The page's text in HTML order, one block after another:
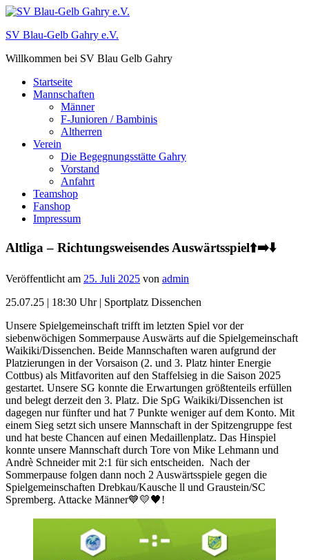
Zum
springen
SV Blau-Gelb Gahry e.V.
Willkommen bei SV Blau Gelb Gahry
Startseite
Mannschaften
Männer
F-Junioren / Bambinis
Altherren
Verein
Die Begegnungsstätte Gahry
Vorstand
Anfahrt
Teamshop
Fanshop
Impressum
Altliga – Richtungsweisendes Auswärtsspiel⬆️➡️⬇️
Veröffentlicht am 25. Juli 2025 von admin
25.07.25 | 18:30 Uhr | Sportplatz Dissenchen
Unsere Spielgemeinschaft trifft im letzten Spiel vor der
siebenwöchigen Sommerpause Auswärts auf die Spielgemeinschaft
Waikiki/Dissenchen. Beide Mannschaften waren aufgrund der
Platzierungen in der Vorsaison (2. und 3. Platz hinter Energie
Cottbus) als Mitfavoriten auf den Staffelsieg in die Saison 2025
gestartet. Unsere SG konnte die Erwartungen größtenteils erfüllen
und belegt derzeit den 3. Platz. Die SpG Waikiki/Dissenchen ist
dagegen nur fünfter und hat 7 Punkte weniger auf dem Konto. Mit
einem Sieg setzt sich unsere Mannschaft in der Spitzengruppe fest
und hat beste Chancen auf einen Medaillenplatz. Das Hinspiel
konnte unsere Mannschaft durch Tore von Mike Lehmann und
Andrè Schneider mit 2:1 für sich entscheiden. Nach der
Sommerpause folgen dann noch 2 Auswärtsspiele gegen die
Spielgemeinschaften Drebkau/Kausche ll und Graustein/SC
Spremberg. Attacke Männer💙💛🖤!